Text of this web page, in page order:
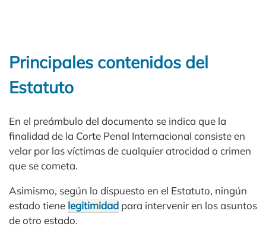
Principales contenidos del
Estatuto
En el preámbulo del documento se indica que la
finalidad de la Corte Penal Internacional consiste en
velar por las víctimas de cualquier atrocidad o crimen
que se cometa.
Asimismo, según lo dispuesto en el Estatuto, ningún
estado tiene legitimidad para intervenir en los asuntos
de otro estado.